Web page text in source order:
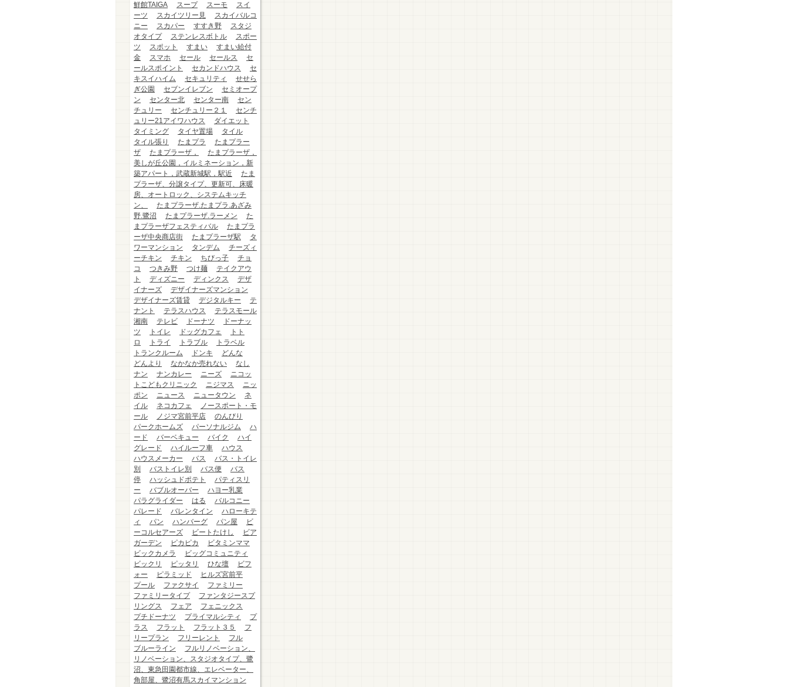
鮮館TAIGA
スープ スーモ
スイ
ーツ
スカイツリー見
スカイバルコ
ニー
スカパー すすき野
スタジ
オタイプ
ステンレスボトル
スポー
ツ
スポット すまい
すまい給付
金
スマホ セール セールス
セ
ールスポイント
セカンドハウス
セ
キスイハイム
セキュリティ
せせら
ぎ公園
セブンイレブン
セミオープ
ン
センター北 センター南
セン
チュリー
センチュリー２１
センチ
ュリー21アイワハウス
ダイエット
タイミング
タイヤ置場
タイル
タイル張り
たまプラ
たまプラー
ザ
たまプラーザ，
たまプラーザ，
美しが丘公園，イルミネーション，新
築アパート，武蔵新城駅，駅近
たま
プラーザ、分譲タイプ、更新可、床暖
房、オートロック、システムキッチ
ン、
たまプラーザ.たまプラ.あざみ
野.鷺沼
たまプラーザ.ラーメン
た
まプラーザフェスティバル
たまプラ
ーザ中央商店街
たまプラーザ駅
タ
ワーマンション
タンデム
チーズィ
ーチキン
チキン ちびっ子
チョ
コ
つきみ野 つけ麺
テイクアウ
ト
ディズニー ディンクス
デザ
イナーズ
デザイナーズマンション
デザイナーズ賃貸
デジタルキー
テ
ナント
テラスハウス
テラスモール
湘南
テレビ ドーナツ
ドーナッ
ツ
トイレ ドッグカフェ
トト
ロ
トライ トラブル
トラベル
トランクルーム
ドンキ
どんな
どんより
なかなか売れない
なし
ナン
ナンカレー ニーズ
ニコッ
トこどもクリニック
ニジマス
ニッ
ポン
ニュース ニュータウン
ネ
イル
ネコカフェ
ノースポート・モ
ール
ノジマ宮前平店
のんびり
パークホームズ
パーソナルジム
ハ
ード
バーベキュー バイク
ハイ
グレード
ハイルーフ車
ハウス
ハウスメーカー
バス
バス・トイレ
別
バストイレ別 バス便
バス
停
ハッシュドポテト
パティスリ
ー
バブルオーバー
ハヨー乳業
パラグライダー
はる
バルコニー
パレード
バレンタイン
ハローキテ
ィ
パン ハンバーグ パン屋
ビ
ーコルセアーズ
ビートたけし
ビア
ガーデン
ピカピカ
ビタミンママ
ビックカメラ
ビッグコミュニティ
ビックリ
ピッタリ ひな壇
ビフ
ォー
ピラミッド
ヒルズ宮前平
プール
ファクサイ
ファミリー
ファミリータイプ
ファンタジースプ
リングス
フェア
フェニックス
プチドーナツ
プライマルシティ
プ
ラス
フラット フラット３５
フ
リープラン
フリーレント
フル
ブルーライン
フルリノベーション、
リノベーション、スタジオタイプ、鷺
沼、東急田園都市線、エレベーター、
角部屋、鷺沼有馬スカイマンション